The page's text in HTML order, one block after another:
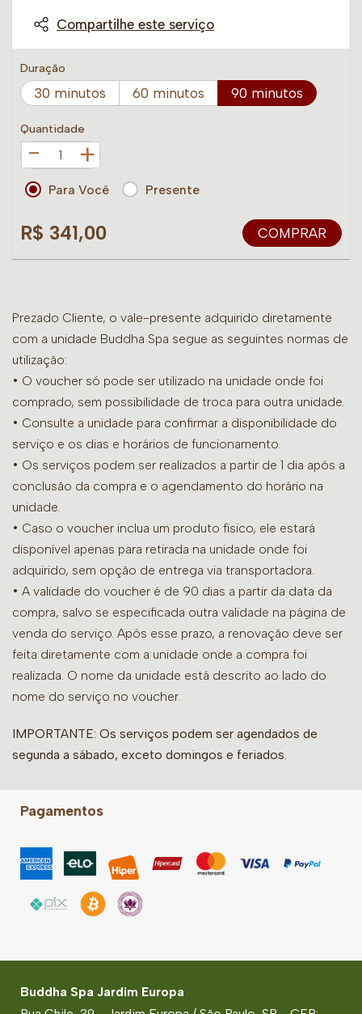
Compartilhe este serviço
Duração
30 minutos 60 minutos 90 minutos
Quantidade
+
Para Você Presente
R$ 341,00 COMPRAR
Prezado Cliente, o vale-presente adquirido diretamente
com a unidade Buddha Spa segue as seguintes normas de
utilização:
• O voucher só pode ser utilizado na unidade onde foi
comprado, sem possibilidade de troca para outra unidade.
• Consulte a unidade para confirmar a disponibilidade do
serviço e os dias e horários de funcionamento.
• Os serviços podem ser realizados a partir de 1 dia após a
conclusão da compra e o agendamento do horário na
unidade.
• Caso o voucher inclua um produto físico, ele estará
disponível apenas para retirada na unidade onde foi
adquirido, sem opção de entrega via transportadora.
• A validade do voucher é de 90 dias a partir da data da
compra, salvo se especificada outra validade na página de
venda do serviço. Após esse prazo, a renovação deve ser
feita diretamente com a unidade onde a compra foi
realizada. O nome da unidade está descrito ao lado do
nome do serviço no voucher.
IMPORTANTE: Os serviços podem ser agendados de
segunda a sábado, exceto domingos e feriados.
Pagamentos
Buddha Spa Jardim Europa